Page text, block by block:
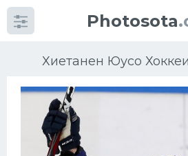
Photosota
Хиетанен Юусо